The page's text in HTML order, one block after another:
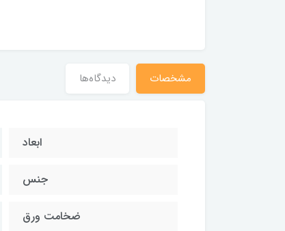
مشخصات دیدگاه‌ها
ابعاد
جنس
ضخامت ورق